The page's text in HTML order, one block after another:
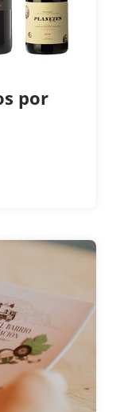
por